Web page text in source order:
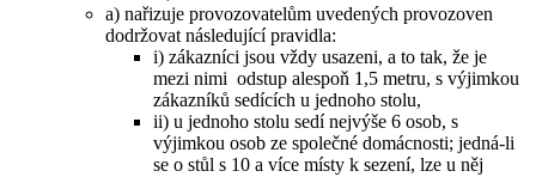
a) nařizuje provozovatelům uvedených provozoven
dodržovat následující pravidla:
i) zákazníci jsou vždy usazeni, a to tak, že je
mezi nimi odstup alespoň 1,5 metru, s výjimkou
zákazníků sedících u jednoho stolu,
ii) u jednoho stolu sedí nejvýše 6 osob, s
výjimkou osob ze společné domácnosti; jedná-li
se o stůl s 10 a více místy k sezení, lze u něj